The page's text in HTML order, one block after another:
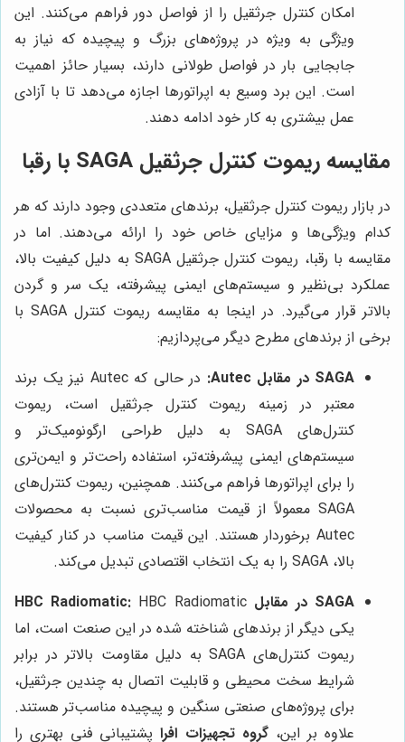
امکان کنترل جرثقیل را از فواصل دور فراهم می‌کنند. این
ویژگی به ویژه در پروژه‌های بزرگ و پیچیده که نیاز به
جابجایی بار در فواصل طولانی دارند، بسیار حائز اهمیت
است. این برد وسیع به اپراتورها اجازه می‌دهد تا با آزادی
عمل بیشتری به کار خود ادامه دهند.
مقایسه ریموت کنترل جرثقیل SAGA با رقبا
در بازار ریموت کنترل جرثقیل، برندهای متعددی وجود دارند که هر
کدام ویژگی‌ها و مزایای خاص خود را ارائه می‌دهند. اما در
مقایسه با رقبا، ریموت کنترل جرثقیل SAGA به دلیل کیفیت بالا،
عملکرد بی‌نظیر و سیستم‌های ایمنی پیشرفته، یک سر و گردن
بالاتر قرار می‌گیرد. در اینجا به مقایسه ریموت کنترل SAGA با
برخی از برندهای مطرح دیگر می‌پردازیم:
SAGA در مقابل Autec:
در حالی که Autec نیز یک برند
معتبر در زمینه ریموت کنترل جرثقیل است، ریموت
کنترل‌های SAGA به دلیل طراحی ارگونومیک‌تر و
سیستم‌های ایمنی پیشرفته‌تر، استفاده راحت‌تر و ایمن‌تری
را برای اپراتورها فراهم می‌کنند. همچنین، ریموت کنترل‌های
SAGA معمولاً از قیمت مناسب‌تری نسبت به محصولات
Autec برخوردار هستند. این قیمت مناسب در کنار کیفیت
بالا، SAGA را به یک انتخاب اقتصادی تبدیل می‌کند.
SAGA در مقابل HBC Radiomatic:
HBC Radiomatic
یکی دیگر از برندهای شناخته شده در این صنعت است، اما
ریموت کنترل‌های SAGA به دلیل مقاومت بالاتر در برابر
شرایط سخت محیطی و قابلیت اتصال به چندین جرثقیل،
برای پروژه‌های صنعتی سنگین و پیچیده مناسب‌تر هستند.
علاوه بر این،گروه تجهیزات افراپشتیبانی فنی بهتری را